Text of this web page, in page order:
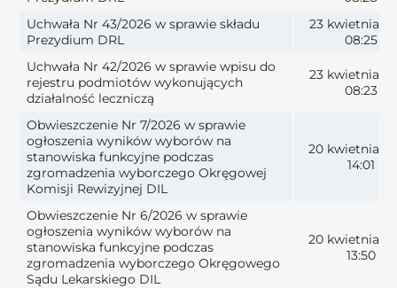
Uchwała Nr 43/2026 w sprawie składu
Prezydium DRL
23 kwietnia
08:25
Uchwała Nr 42/2026 w sprawie wpisu do
rejestru podmiotów wykonujących
działalność leczniczą
23 kwietnia
08:23
Obwieszczenie Nr 7/2026 w sprawie
ogłoszenia wyników wyborów na
stanowiska funkcyjne podczas
zgromadzenia wyborczego Okręgowej
Komisji Rewizyjnej DIL
20 kwietnia
14:01
Obwieszczenie Nr 6/2026 w sprawie
ogłoszenia wyników wyborów na
stanowiska funkcyjne podczas
zgromadzenia wyborczego Okręgowego
Sądu Lekarskiego DIL
20 kwietnia
13:50